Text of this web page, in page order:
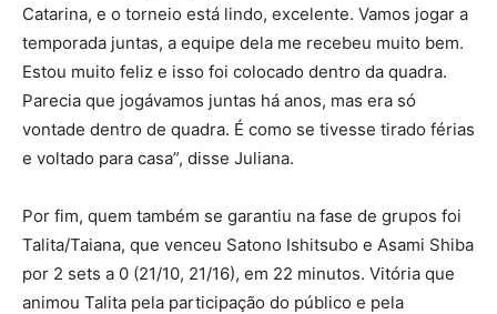
Catarina, e o torneio está lindo, excelente. Vamos jogar a
temporada juntas, a equipe dela me recebeu muito bem.
Estou muito feliz e isso foi colocado dentro da quadra.
Parecia que jogávamos juntas há anos, mas era só
vontade dentro de quadra. É como se tivesse tirado férias
e voltado para casa”, disse Juliana.
Por fim, quem também se garantiu na fase de grupos foi
Talita/Taiana, que venceu Satono Ishitsubo e Asami Shiba
por 2 sets a 0 (21/10, 21/16), em 22 minutos. Vitória que
animou Talita pela participação do público e pela